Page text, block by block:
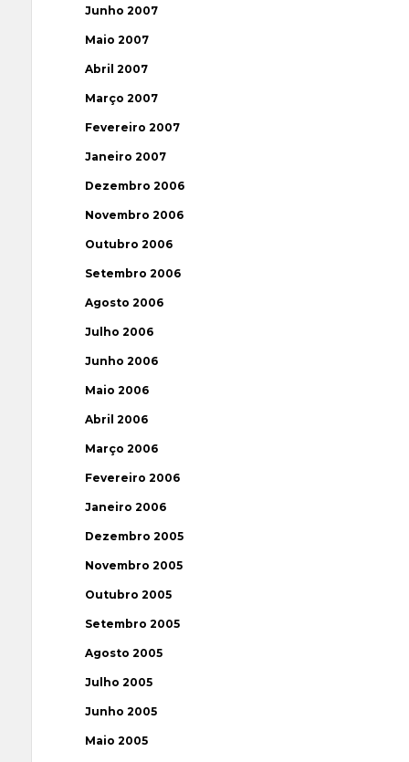
Junho 2007
Maio 2007
Abril 2007
Março 2007
Fevereiro 2007
Janeiro 2007
Dezembro 2006
Novembro 2006
Outubro 2006
Setembro 2006
Agosto 2006
Julho 2006
Junho 2006
Maio 2006
Abril 2006
Março 2006
Fevereiro 2006
Janeiro 2006
Dezembro 2005
Novembro 2005
Outubro 2005
Setembro 2005
Agosto 2005
Julho 2005
Junho 2005
Maio 2005